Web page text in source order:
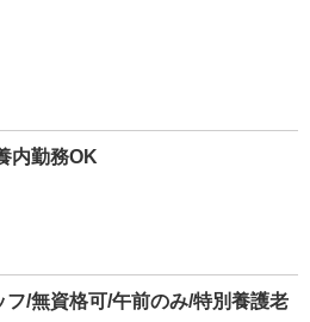
内勤務OK
フ/無資格可/午前のみ/特別養護老